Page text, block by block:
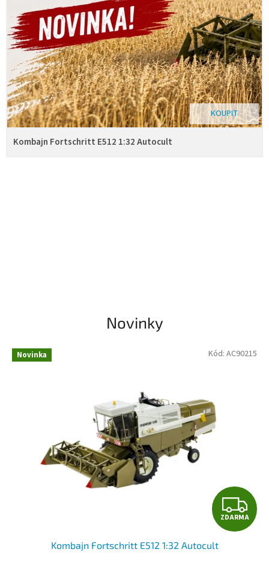
KOUPIT
Kombajn Fortschritt E512 1:32 Autocult
Novinky
Novinka
Z
D
ZDARMA
Kombajn Fortschritt E512 1:32 Autocult
Kód: AC90215